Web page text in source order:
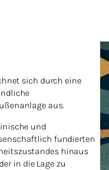
sich durch eine
aus.
und
fundierten
hinaus
in die Lage zu